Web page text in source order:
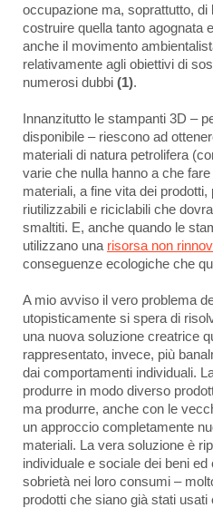
occupazione ma, soprattutto, di
costruire quella tanto agognata
anche il movimento
relativamente agli obiettivi di
numerosi dubbi (1).
Innanzitutto le stampanti 3D –
disponibile – riescono ad
materiali di natura petrolifera
varie che nulla hanno a che
materiali, a fine vita dei
riutilizzabili e riciclabili che
smaltiti. E, anche quando le
utilizzano una risorsa non
conseguenze ecologiche che
A mio avviso il vero problema
utopisticamente si spera di
una nuova soluzione creatrice
rappresentato, invece, più
dai comportamenti individuali.
produrre in modo diverso
ma produrre, anche con le
un approccio completamente
materiali. La vera soluzione è
individuale e sociale dei beni ed
sobrietà nei loro consumi –
prodotti che siano già stati